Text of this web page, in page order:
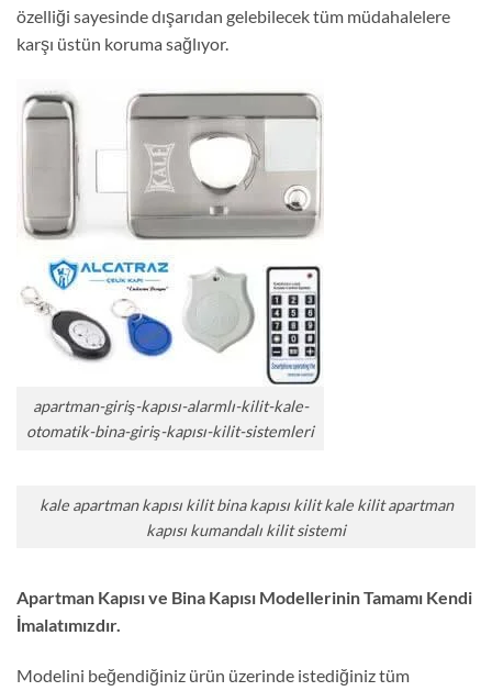
özelliği sayesinde dışarıdan gelebilecek tüm müdahalelere
karşı üstün koruma sağlıyor.
apartman-giriş-kapısı-alarmlı-kilit-kale-
otomatik-bina-giriş-kapısı-kilit-sistemleri
kale apartman kapısı kilit bina kapısı kilit kale kilit apartman
kapısı kumandalı kilit sistemi
Apartman Kapısı ve Bina Kapısı Modellerinin Tamamı Kendi
İmalatımızdır.
Modelini beğendiğiniz ürün üzerinde istediğiniz tüm